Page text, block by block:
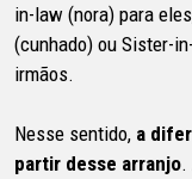
in-law (nora) para
(cunhado) ou Sister-
irmãos.
Nesse sentido, a
partir desse arranjo